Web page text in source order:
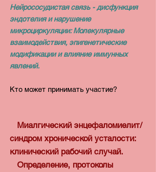
Нейрососудистая связь - дисфункция
эндотелия и нарушение
микроциркуляции: Молекулярные
взаимодействия, эпигенетические
модификации и влияние иммунных
явлений.
Кто может принимать участие?
Миалгический энцефаломиелит/
синдром хронической усталости:
клинический рабочий случай.
Определение, протоколы